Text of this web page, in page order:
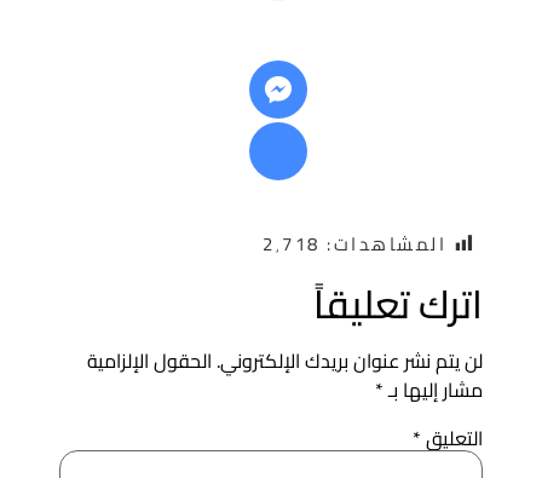
المشاهدات: 2٬718
تعليقاً
يتم نشر عنوان بريدك الإلكتروني.الحقول الإلزامية
إليها بـ*
*